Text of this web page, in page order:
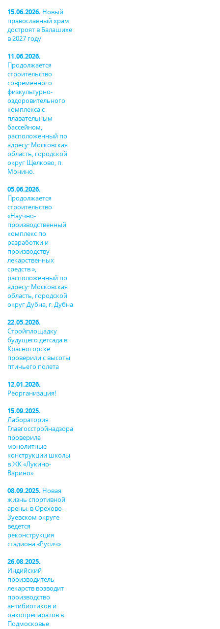
15.06.2026. Новый
православный храм
достроят в Балашихе
в 2027 году
11.06.2026.
Продолжается
строительство
современного
физкультурно-
оздоровительного
комплекса с
плавательным
бассейном,
расположенный по
адресу: Московская
область, городской
округ Щелково, п.
Монино.
05.06.2026.
Продолжается
строительство
«Научно-
производственный
комплекс по
разработки и
производству
лекарственных
средств »,
расположенный по
адресу: Московская
область, городской
округ Дубна, г. Дубна
22.05.2026.
Стройплощадку
будущего детсада в
Красногорске
проверили с высоты
птичьего полета
12.01.2026.
Реорганизация!
15.09.2025.
Лаборатория
Главгосстройнадзора
проверила
монолитные
конструкции школы
в ЖК «Лукино-
Варино»
08.09.2025. Новая
жизнь спортивной
арены: в Орехово-
Зуевском округе
ведется
реконструкция
стадиона «Русич»
26.08.2025.
Индийский
производитель
лекарств возводит
производство
антибиотиков и
онкопрепаратов в
Подмосковье